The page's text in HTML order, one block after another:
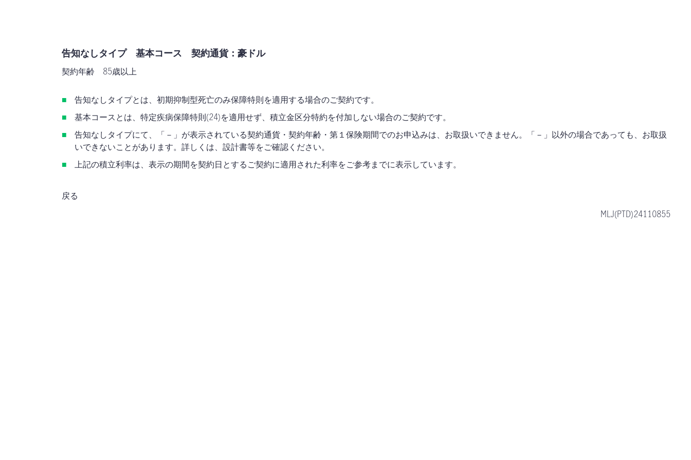
告知なしタイプ 基本コース 契約通貨：豪ドル
契約年齢 85歳以上
告知なしタイプとは、初期抑制型死亡のみ保障特則を適用する場合のご契約です。
基本コースとは、特定疾病保障特則(24)を適用せず、積立金区分特約を付加しない場合のご契約です。
告知なしタイプにて、「－」が表示されている契約通貨・契約年齢・第１保険期間でのお申込みは、お取扱いできません。「－」以外の場合であっても、お取扱
いできないことがあります。詳しくは、設計書等をご確認ください。
上記の積立利率は、表示の期間を契約日とするご契約に適用された利率をご参考までに表示しています。
戻る
MLJ(PTD)24110855